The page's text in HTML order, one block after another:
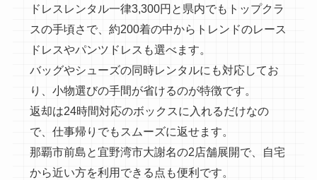
ドレスレンタル一律3,300円と県内でもトップクラ
スの手頃さで、約200着の中からトレンドのレース
ドレスやパンツドレスも選べます。
バッグやシューズの同時レンタルにも対応してお
り、小物選びの手間が省けるのが特徴です。
返却は24時間対応のボックスに入れるだけなの
で、仕事帰りでもスムーズに返せます。
那覇市前島と宜野湾市大謝名の2店舗展開で、自宅
から近い方を利用できる点も便利です。